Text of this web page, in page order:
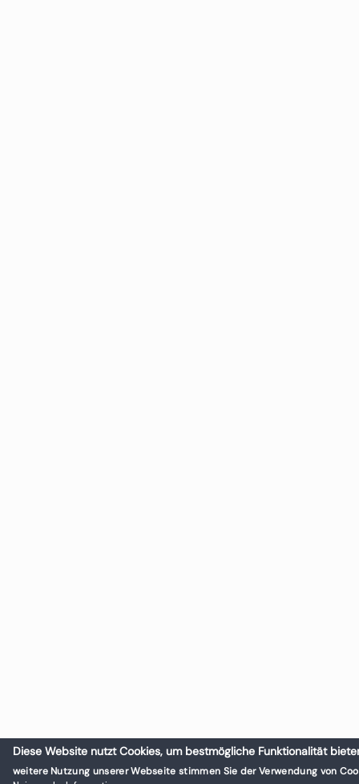
Diese Website nutzt Cookies, um bestmögliche Funktionalität
weitere Nutzung unserer Webseite stimmen Sie der Verwendung von